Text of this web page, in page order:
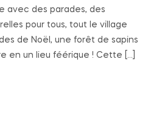
avec des parades, des
pour tous, tout le village
de Noël, une forêt de sapins
en un lieu féérique ! Cette […]